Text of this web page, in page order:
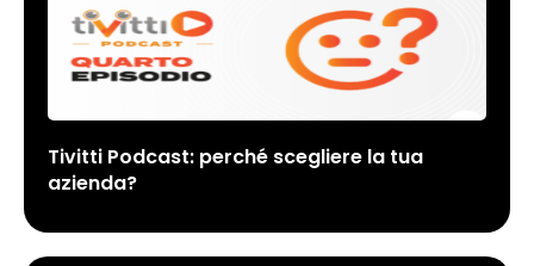
Tivitti Podcast: perché scegliere la tua
azienda?